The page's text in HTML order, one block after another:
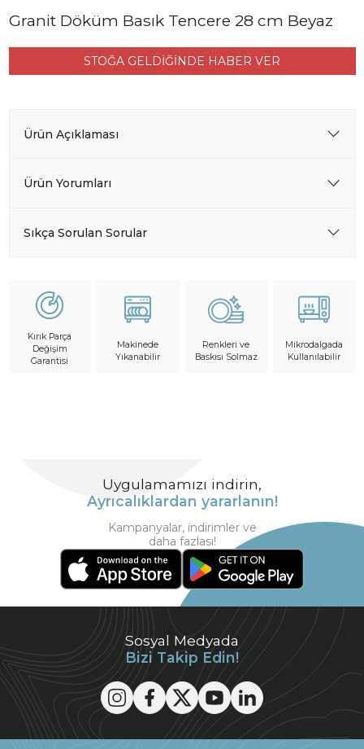
Granit Döküm Basık Tencere 28 cm Beyaz
STOĞA GELDİĞİNDE HABER VER
Ürün Açıklaması
Ürün Yorumları
Sıkça Sorulan Sorular
Kırık Parça
Değişim
Garantisi
Makinede
Yıkanabilir
Renkleri ve
Baskısı Solmaz
Mikrodalgada
Kullanılabilir
Sosyal Medyada
Bizi Takip Edin!
Uygulamamızı indirin,
Ayrıcalıklardan yararlanın!
Kampanyalar, indirimler ve
daha fazlası!